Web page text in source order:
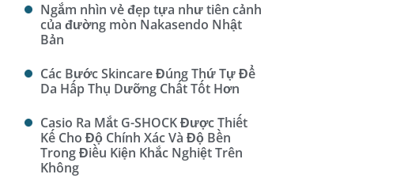
Ngắm nhìn vẻ đẹp tựa như tiên cảnh
của đường mòn Nakasendo Nhật
Bản
Các Bước Skincare Đúng Thứ Tự Để
Da Hấp Thụ Dưỡng Chất Tốt Hơn
Casio Ra Mắt G-SHOCK Được Thiết
Kế Cho Độ Chính Xác Và Độ Bền
Trong Điều Kiện Khắc Nghiệt Trên
Không